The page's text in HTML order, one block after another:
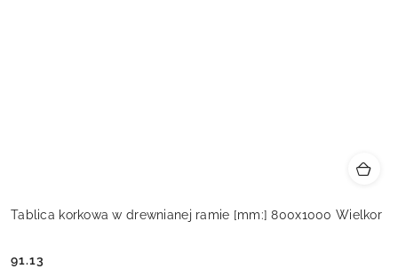
Tablica korkowa w drewnianej ramie [mm:] 800x1000 Wielkor
91.13